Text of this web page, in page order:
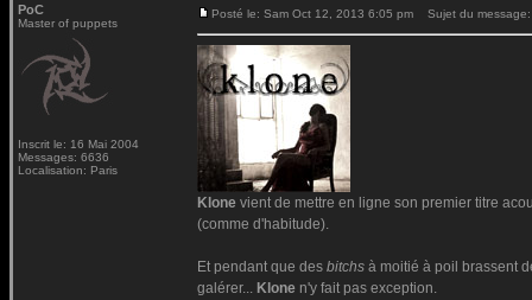
PoC
Master of puppets
Inscrit le: 16 Mai 2004
Messages: 6636
Localisation: Paris
Posté le: Sam Oct 12, 2013 6:05 pm Sujet du
Klone vient de mettre en ligne son premier titre
(comme d'habitude).
Et pendant que des bitchs à moitié à poil brassent
galérer... Klone n'y fait pas exception.